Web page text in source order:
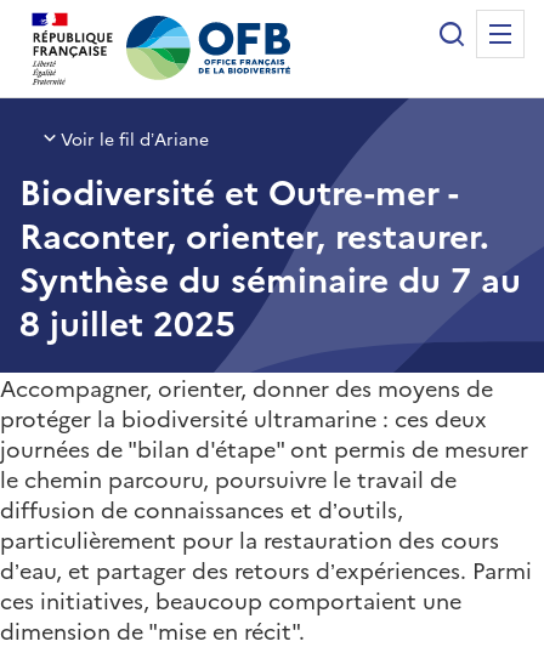
Office français de la biodiversité
Recherche
Voir le fil d’Ariane
Biodiversité et Outre-mer -
Raconter, orienter, restaurer.
Synthèse du séminaire du 7 au
8 juillet 2025
Accompagner, orienter, donner des moyens de
protéger la biodiversité ultramarine : ces deux
journées de "bilan d'étape" ont permis de mesurer
le chemin parcouru, poursuivre le travail de
diffusion de connaissances et d’outils,
particulièrement pour la restauration des cours
d’eau, et partager des retours d’expériences. Parmi
ces initiatives, beaucoup comportaient une
dimension de "mise en récit".
Panneau de gestion des cookies